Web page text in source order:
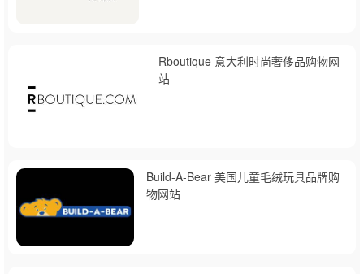
Rboutique 意大利时尚奢侈品购物网
站
Build-A-Bear 美国儿童毛绒玩具品牌购
物网站